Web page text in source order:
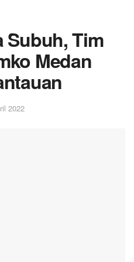
Subuh, Tim
Medan
2022